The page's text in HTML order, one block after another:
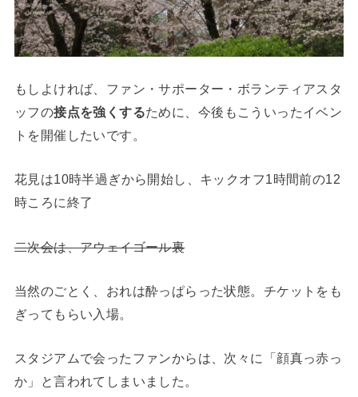
もしよければ、ファン・サポーター・ボランティアスタ
ッフの接点を強くするために、今後もこういったイベン
トを開催したいです。
花見は10時半過ぎから開始し、キックオフ1時間前の12
時ころに終了
二次会は、アウェイゴール裏
当然のごとく、おれは酔っぱらった状態。チケットをも
ぎってもらい入場。
スタジアムで会ったファンからは、次々に「顔真っ赤っ
か」と言われてしまいました。